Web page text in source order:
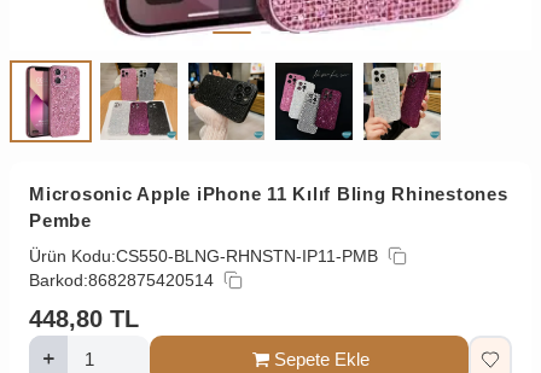
Microsonic Apple iPhone 11 Kılıf Bling Rhinestones
Pembe
Ürün Kodu:CS550-BLNG-RHNSTN-IP11-PMB
Barkod:8682875420514
448,80 TL
Sepete Ekle